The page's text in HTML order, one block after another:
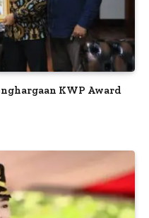
KWP Award